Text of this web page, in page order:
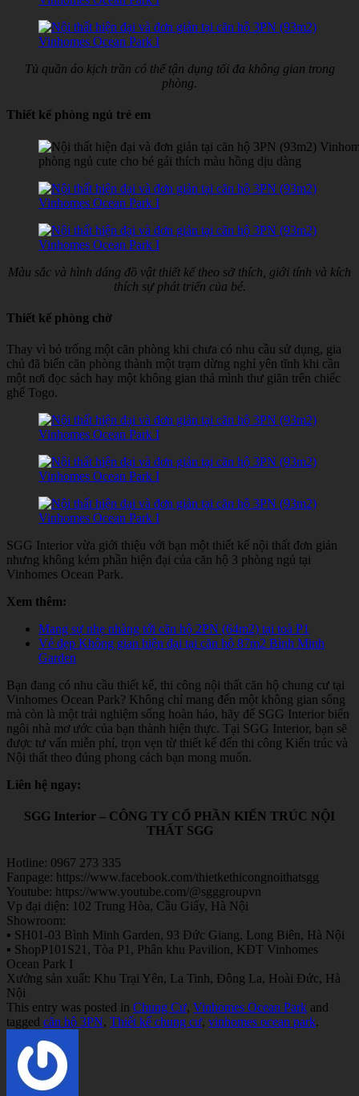
Tủ quần áo kịch trần có thể tận dụng tối đa không gian trong
phòng.
Thiết kế phòng ngủ trẻ em
phòng ngủ cute cho bé gái thích màu hồng dịu dàng
Màu sắc và hình dáng đồ vật thiết kế theo sở thích, giới tính và kích
thích sự phát triển của bé.
Thiết kế phòng chờ
Thay vì bỏ trống một căn phòng khi chưa có nhu cầu sử dụng, gia
chủ đã biến căn phòng thành một trạm dừng nghỉ yên tĩnh khi cần
một nơi đọc sách hay một không gian thả mình thư giãn trên chiếc
ghế Togo.
SGG Interior vừa giới thiệu với bạn một thiết kế nội thất đơn giản
nhưng không kém phần hiện đại của căn hộ 3 phòng ngủ tại
Vinhomes Ocean Park.
Xem thêm:
Mang sự nhẹ nhàng tới căn hộ 2PN (64m2) tại toà P1
Vẻ đẹp Không gian hiện đại tại căn hộ 87m2 Bình Minh
Garden
Bạn đang có nhu cầu thiết kế, thi công nội thất căn hộ chung cư tại
Vinhomes Ocean Park? Không chỉ mang đến một không gian sống
mà còn là một trải nghiệm sống hoàn hảo, hãy để SGG Interior biến
ngôi nhà mơ ước của bạn thành hiện thực. Tại SGG Interior, bạn sẽ
được tư vấn miễn phí, trọn vẹn từ thiết kế đến thi công Kiến trúc và
Nội thất theo đúng phong cách bạn mong muốn.
Liên hệ ngay:
SGG Interior – CÔNG TY CỔ PHẦN KIẾN TRÚC NỘI
THẤT SGG
Hotline: 0967 273 335
Fanpage: https://www.facebook.com/thietkethicongnoithatsgg
Youtube: https://www.youtube.com/@sgggroupvn
Vp đại diện: 102 Trung Hòa, Cầu Giấy, Hà Nội
Showroom:
▪ SH01-03 Bình Minh Garden, 93 Đức Giang, Long Biên, Hà Nội
▪ ShopP101S21, Tòa P1, Phân khu Pavilion, KĐT Vinhomes
Ocean Park I
Xưởng sản xuất: Khu Trại Yên, La Tinh, Đông La, Hoài Đức, Hà
Nội
This entry was posted in Chung Cư, Vinhomes Ocean Park and
tagged căn hộ 3PN, Thiết kế chung cư, vinhomes ocean park.